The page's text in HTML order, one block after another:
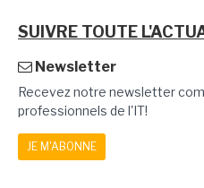
SUIVRE TOUTE
Newsletter
Recevez notre newsletter
professionnels de l'IT!
JE M'ABONNE